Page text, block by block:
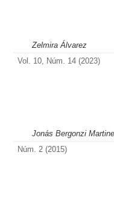
Zelmira Álvarez
Vol. 10, Núm. 14 (2023)
Jonás Bergonzi
Núm. 2 (2015)